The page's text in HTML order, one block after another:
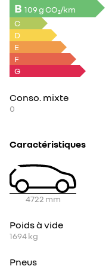
B 109 g CO₂/km
C
D
E
F
G
Conso. mixte
0
Caractéristiques
4722 mm
Poids à vide
1694kg
Pneus